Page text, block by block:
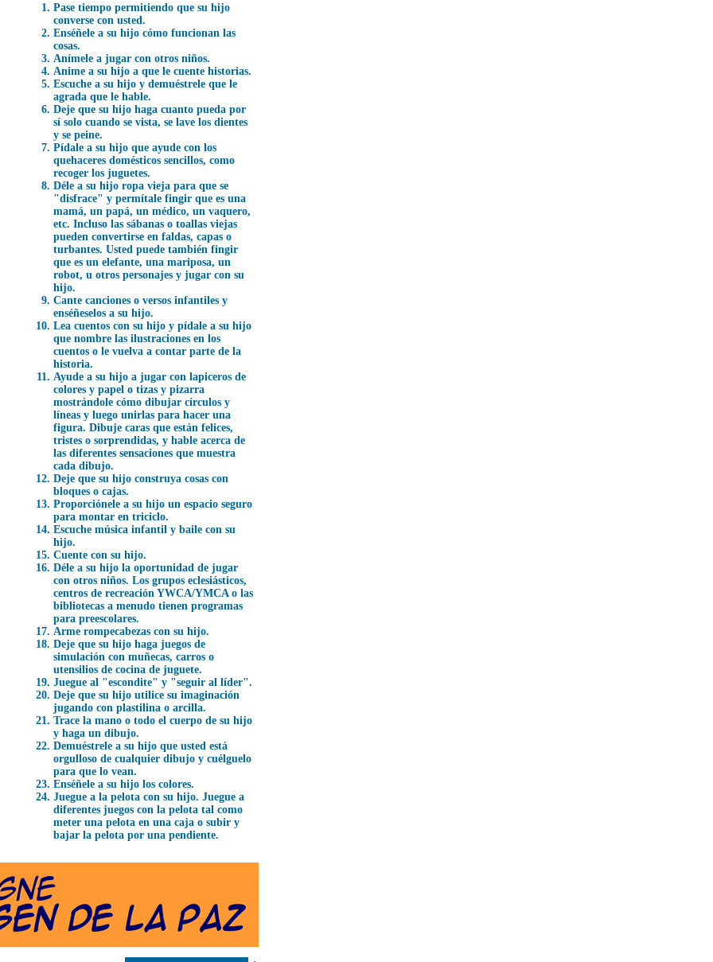
Pase tiempo permitiendo que su hijo
converse con usted.
Enséñele a su hijo cómo funcionan las
cosas.
Anímele a jugar con otros niños.
Anime a su hijo a que le cuente historias.
Escuche a su hijo y demuéstrele que le
agrada que le hable.
Deje que su hijo haga cuanto pueda por
sí solo cuando se vista, se lave los dientes
y se peine.
Pídale a su hijo que ayude con los
quehaceres domésticos sencillos, como
recoger los juguetes.
Déle a su hijo ropa vieja para que se
"disfrace" y permítale fingir que es una
mamá, un papá, un médico, un vaquero,
etc. Incluso las sábanas o toallas viejas
pueden convertirse en faldas, capas o
turbantes. Usted puede también fingir
que es un elefante, una mariposa, un
robot, u otros personajes y jugar con su
hijo.
Cante canciones o versos infantiles y
enséñeselos a su hijo.
Lea cuentos con su hijo y pídale a su hijo
que nombre las ilustraciones en los
cuentos o le vuelva a contar parte de la
historia.
Ayude a su hijo a jugar con lapiceros de
colores y papel o tizas y pizarra
mostrándole cómo dibujar círculos y
líneas y luego unirlas para hacer una
figura. Dibuje caras que están felices,
tristes o sorprendidas, y hable acerca de
las diferentes sensaciones que muestra
cada dibujo.
Deje que su hijo construya cosas con
bloques o cajas.
Proporciónele a su hijo un espacio seguro
para montar en triciclo.
Escuche música infantil y baile con su
hijo.
Cuente con su hijo.
Déle a su hijo la oportunidad de jugar
con otros niños. Los grupos eclesiásticos,
centros de recreación YWCA/YMCA o las
bibliotecas a menudo tienen programas
para preescolares.
Arme rompecabezas con su hijo.
Deje que su hijo haga juegos de
simulación con muñecas, carros o
utensilios de cocina de juguete.
Juegue al "escondite" y "seguir al líder".
Deje que su hijo utilice su imaginación
jugando con plastilina o arcilla.
Trace la mano o todo el cuerpo de su hijo
y haga un dibujo.
Demuéstrele a su hijo que usted está
orgulloso de cualquier dibujo y cuélguelo
para que lo vean.
Enséñele a su hijo los colores.
Juegue a la pelota con su hijo. Juegue a
diferentes juegos con la pelota tal como
meter una pelota en una caja o subir y
bajar la pelota por una pendiente.